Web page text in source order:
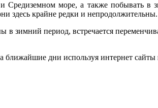
море, а также побывать в
здесь крайне редки и непродолжительны.
зимний период, встречается
ближайшие дни используя интернет